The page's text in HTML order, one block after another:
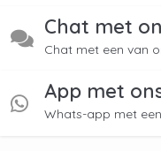
Chat met
Chat met een van
App met
Whats-app met